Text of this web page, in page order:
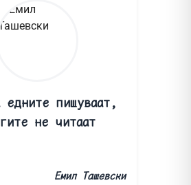
едните пишуваат,
не читаат
Емил Ташевски